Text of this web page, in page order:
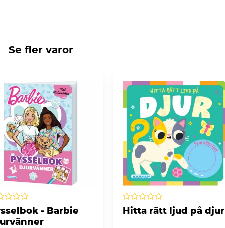
Se fler varor
- Barbie
Hitta rätt ljud på djur